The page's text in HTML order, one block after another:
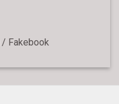
/ Fakebook